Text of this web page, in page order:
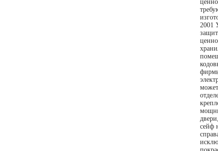
2001
сейф